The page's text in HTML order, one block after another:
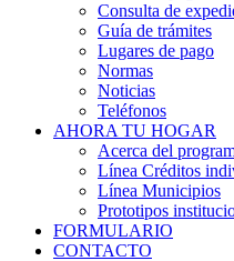
Consulta de
Guía de trámites
Lugares de pago
Normas
Noticias
Teléfonos
AHORA TU HOGAR
Acerca del
Línea Créditos
Línea Municipios
Prototipos
FORMULARIO
CONTACTO